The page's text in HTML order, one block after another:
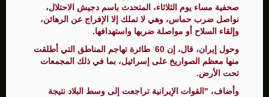
صحفية مساء يوم الثلاثاء، المتحدث باسم دجيش الاحتلال،
نواصل ضرب حماس، وهي لا تملك إلا الإفراج عن الرهائن،
وإلقاء السلاح أو مواصلة ضربها واستهدافها.
وحول إيران، قال، إن 60 طائرة تهاجم المناطق التي أطلقت
منها معظم الصواريخ على إسرائيل، بما في ذلك المجمعات
تحت الأرض.
وأضاف، "القوات الإيرانية تراجعت إلى وسط البلاد نتيجة